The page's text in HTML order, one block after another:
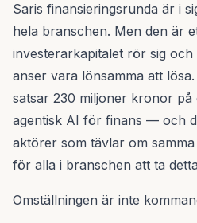
Saris finansieringsrunda är i
hela branschen. Men den är
investerarkapitalet rör sig
anser vara lönsamma att
satsar 230 miljoner kronor på
agentisk AI för finans — och
aktörer som tävlar om
för alla i branschen att ta
Omställningen är inte